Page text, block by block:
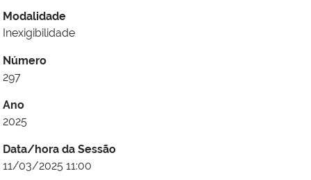
Modalidade
Inexigibilidade
Número
297
Ano
2025
Data/hora da Sessão
11/03/2025 11:00